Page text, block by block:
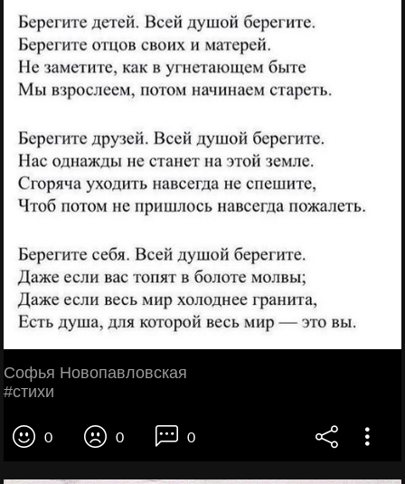
Софья Новопавловскaя
#стихи
0 0 0